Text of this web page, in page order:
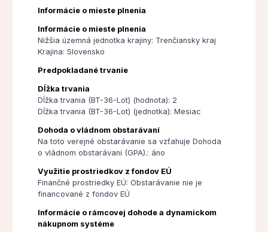
Informácie o mieste plnenia
Informácie o mieste plnenia
Nižšia územná jednotka krajiny: Trenčiansky kraj
Krajina: Slovensko
Predpokladané trvanie
Dĺžka trvania
Dĺžka trvania (BT-36-Lot) (hodnota): 2
Dĺžka trvania (BT-36-Lot) (jednotka): Mesiac
Dohoda o vládnom obstarávaní
Na toto verejné obstarávanie sa vzťahuje Dohoda
o vládnom obstarávaní (GPA).: áno
Využitie prostriedkov z fondov EÚ
Finančné prostriedky EÚ: Obstarávanie nie je
financované z fondov EÚ
Informácie o rámcovej dohode a dynamickom
nákupnom systéme